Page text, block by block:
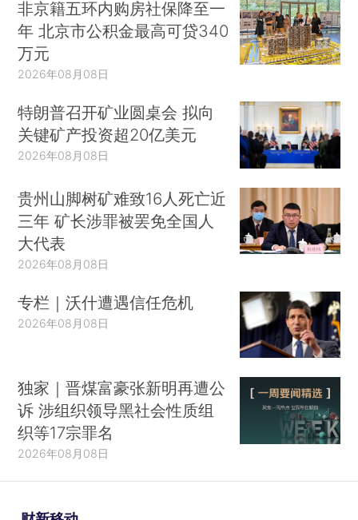
非京籍五环内购房社保降至一
年 北京市公积金最高可贷340
万元
2026年08月08日
特朗普召开矿业圆桌会 拟向
关键矿产投资超20亿美元
2026年08月08日
贵州山脚树矿难致16人死亡近
三年 矿长涉罪被罢免全国人
大代表
2026年08月08日
专栏｜沃什遭遇信任危机
2026年08月08日
独家｜晋煤富豪张新明再遭公
诉 涉组织领导黑社会性质组
织等17宗罪名
2026年08月08日